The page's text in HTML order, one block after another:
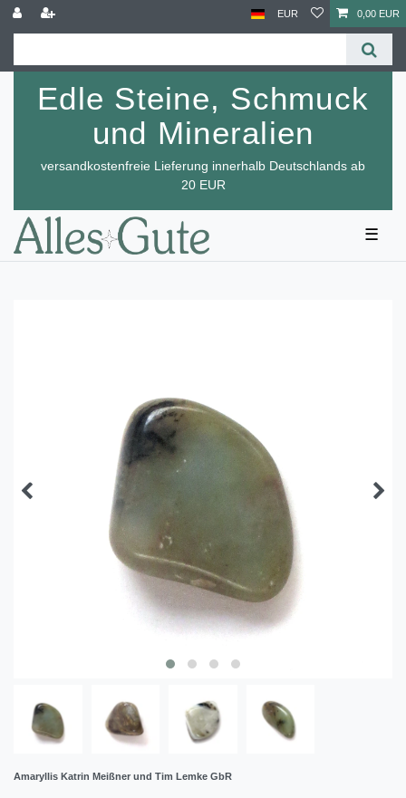
EUR 0,00 EUR
Edle Steine, Schmuck
und Mineralien
versandkostenfreie Lieferung innerhalb Deutschlands ab
20 EUR
☰
Amaryllis Katrin Meißner und Tim Lemke GbR